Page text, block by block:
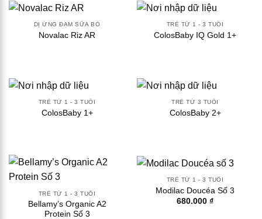
DỊ ỨNG ĐẠM SỮA BÒ
Novalac Riz AR
TRẺ TỪ 1 - 3 TUỔI
ColosBaby IQ Gold 1+
TRẺ TỪ 1 - 3 TUỔI
ColosBaby 1+
TRẺ TỪ 3 TUỔI
ColosBaby 2+
TRẺ TỪ 1 - 3 TUỔI
Bellamy’s Organic A2
Protein Số 3
TRẺ TỪ 1 - 3 TUỔI
Modilac Doucéa Số 3
680.000 ₫